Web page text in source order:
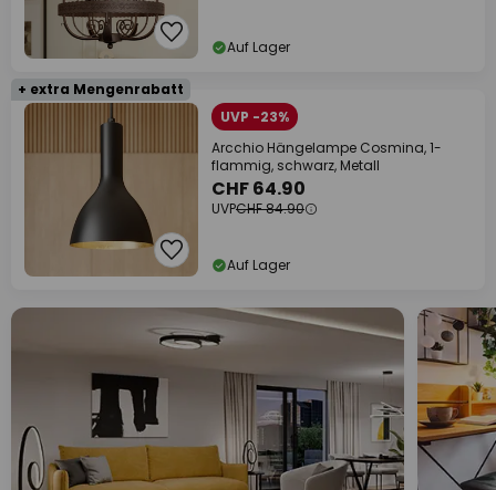
Auf Lager
+ extra Mengenrabatt
UVP -23%
Arcchio Hängelampe Cosmina, 1-
flammig, schwarz, Metall
CHF 64.90
UVPCHF 84.90
Auf Lager